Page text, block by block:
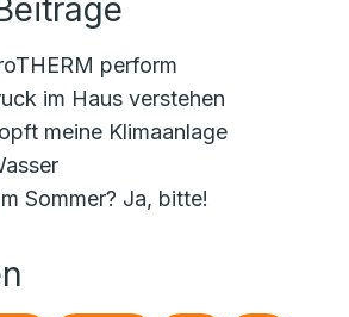
perform
im Haus verstehen
meine Klimaanlage
Sommer? Ja, bitte!